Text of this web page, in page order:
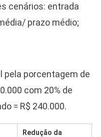
cenários: entrada
prazo médio;
pela porcentagem de
com 20% de
= R$ 240.000.
Redução da